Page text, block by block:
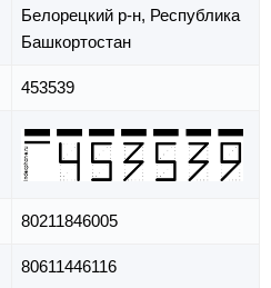
Белорецкий р-н, Республика
Башкортостан
453539
80211846005
80611446116